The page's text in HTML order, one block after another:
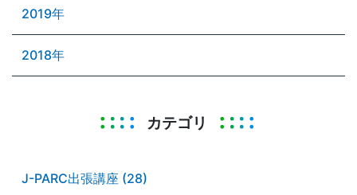
2019年
2018年
カテゴリ
J-PARC出張講座 (28)